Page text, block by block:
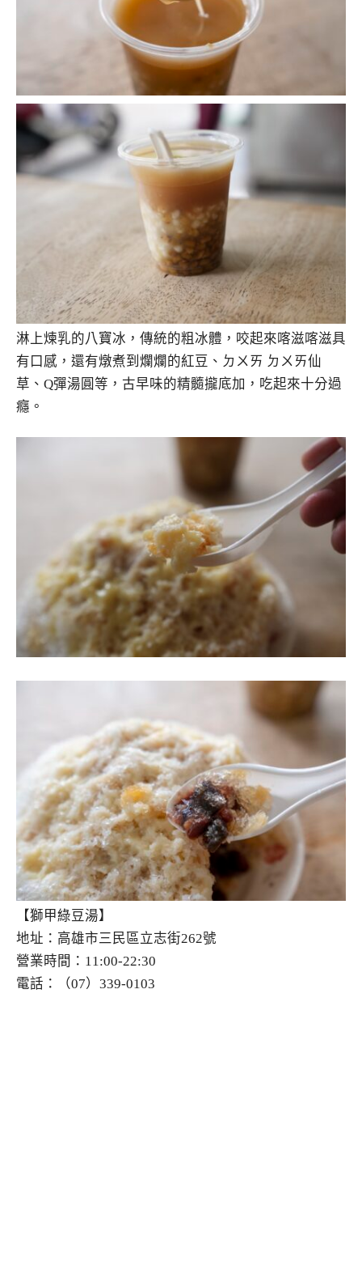
淋上煉乳的八寶冰，傳統的粗冰體，咬起來喀滋喀滋具
有口感，還有燉煮到爛爛的紅豆、ㄉㄨㄞ ㄉㄨㄞ仙
草、Q彈湯圓等，古早味的精髓攏底加，吃起來十分過
癮。
【獅甲綠豆湯】
地址：高雄市三民區立志街262號
營業時間：11:00-22:30
電話：（07）339-0103